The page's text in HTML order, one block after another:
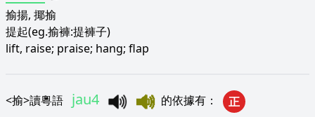
揄揚, 揶揄
提起(eg.揄褲:提褲子)
lift, raise; praise; hang; flap
<揄>讀粵語 jau4 的依據有 ：
正